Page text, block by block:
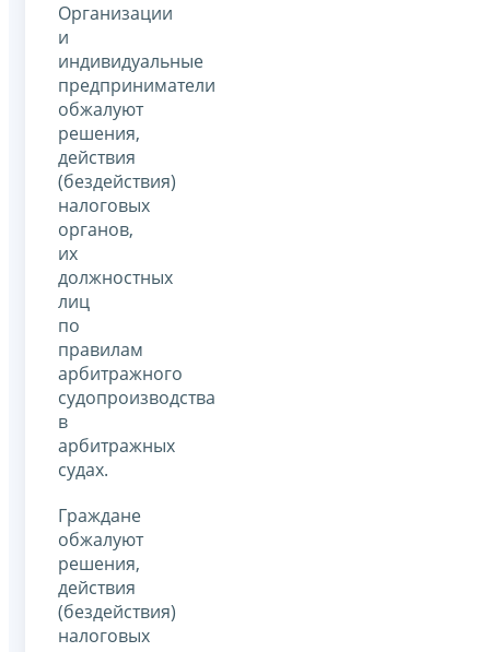
Организации
и
индивидуальные
предприниматели
обжалуют
решения,
действия
(бездействия)
налоговых
органов,
их
должностных
лиц
по
правилам
арбитражного
судопроизводства
в
арбитражных
судах.
Граждане
обжалуют
решения,
действия
(бездействия)
налоговых